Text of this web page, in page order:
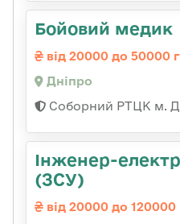
Бойовий медик
від 20000 до 50000
Дніпро
Соборний РТЦК м.
Інженер-
(ЗСУ)
від 20000 до 120000